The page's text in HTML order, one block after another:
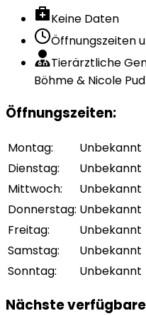
Keine Daten
Öffnungszeiten
Tierärztliche
Böhme & Nicole
Öffnungszeiten:
Montag:
Unbekannt
Dienstag:
Unbekannt
Mittwoch:
Unbekannt
Donnerstag: Unbekannt
Freitag:
Unbekannt
Samstag:
Unbekannt
Sonntag: Unbekannt
Nächste